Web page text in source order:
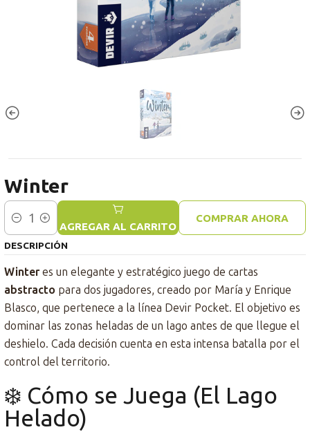
Winter
Cantidad AGREGAR AL CARRITO
COMPRAR AHORA
DESCRIPCIÓN
Winteres un elegante y estratégico juego de cartas
abstracto para dos jugadores, creado por María y Enrique
Blasco, que pertenece a la línea Devir Pocket. El objetivo es
dominar las zonas heladas de un lago antes de que llegue el
deshielo. Cada decisión cuenta en esta intensa batalla por el
control del territorio.
❄️ Cómo se Juega (El Lago
Helado)